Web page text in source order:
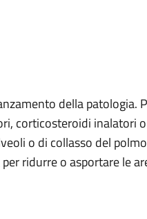
della patologia.
corticosteroidi inalatori
o di collasso del
ridurre o asportare le